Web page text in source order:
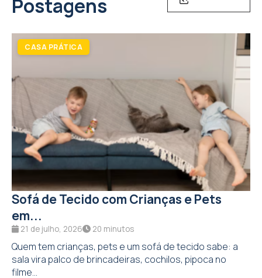
Sofá de Tecido com Crianças e Pets
em...
Quem tem crianças, pets e um sofá de tecido sabe: a
sala vira palco de brincadeiras, cochilos, pipoca no
filme...